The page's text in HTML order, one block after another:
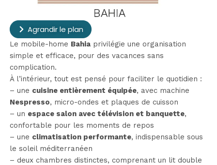
Agrandir le plan
Le mobile-home Bahia privilégie une organisation
simple et efficace, pour des vacances sans
complication.
À l’intérieur, tout est pensé pour faciliter le quotidien :
– une cuisine entièrement équipée, avec machine
Nespresso, micro-ondes et plaques de cuisson
– un espace salon avec télévision et banquette,
confortable pour les moments de repos
– une climatisation performante, indispensable sous
le soleil méditerranéen
– deux chambres distinctes, comprenant un lit double